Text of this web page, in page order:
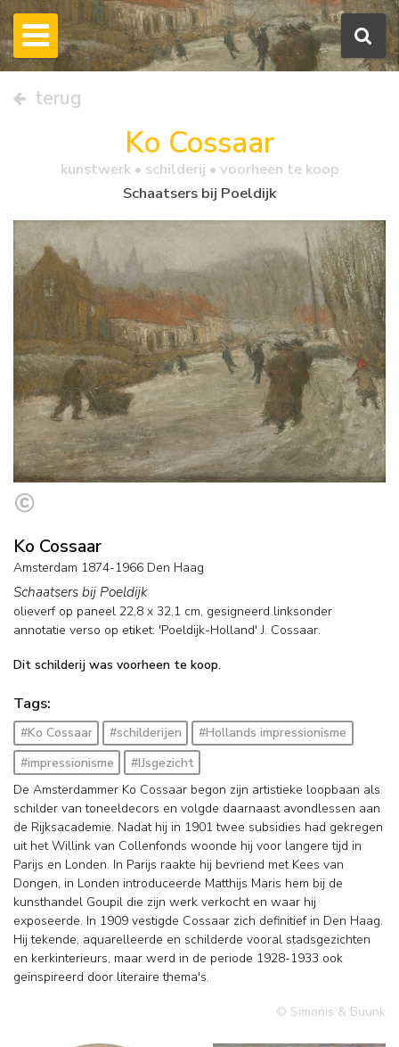
terug
Ko Cossaar
kunstwerk • schilderij • voorheen te koop
Schaatsers bij Poeldijk
Ko Cossaar
Amsterdam 1874-1966 Den Haag
Schaatsers bij Poeldijk
olieverf op paneel 22,8 x 32,1 cm, gesigneerd linksonder
annotatie verso op etiket: 'Poeldijk-Holland' J. Cossaar.
Dit schilderij was voorheen te koop.
Tags:
#Ko Cossaar #schilderijen
#Hollands impressionisme
#impressionisme
#IJsgezicht
De Amsterdammer Ko Cossaar begon zijn artistieke loopbaan als
schilder van toneeldecors en volgde daarnaast avondlessen aan
de Rijksacademie. Nadat hij in 1901 twee subsidies had gekregen
uit het Willink van Collenfonds woonde hij voor langere tijd in
Parijs en Londen. In Parijs raakte hij bevriend met Kees van
Dongen, in Londen introduceerde Matthijs Maris hem bij de
kunsthandel Goupil die zijn werk verkocht en waar hij
exposeerde. In 1909 vestigde Cossaar zich definitief in Den Haag.
Hij tekende, aquarelleerde en schilderde vooral stadsgezichten
en kerkinterieurs, maar werd in de periode 1928-1933 ook
geïnspireerd door literaire thema's.
© Simonis & Buunk